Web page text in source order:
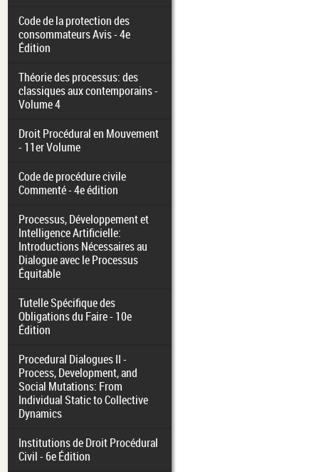
Code de la protection des
consommateurs Avis - 4e
Édition
Théorie des processus: des
classiques aux contemporains -
Volume 4
Droit Procédural en Mouvement
- 11er Volume
Code de procédure civile
Commenté - 4e édition
Processus, Développement et
Intelligence Artificielle:
Introductions Nécessaires au
Dialogue avec le Processus
Équitable
Tutelle Spécifique des
Obligations du Faire - 10e
Édition
Procedural Dialogues II -
Process, Development, and
Social Mutations: From
Individual Static to Collective
Dynamics
Institutions de Droit Procédural
Civil - 6e Édition